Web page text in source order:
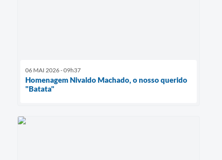
06 MAI 2026 - 09h37
Homenagem Nivaldo Machado, o nosso querido
"Batata"